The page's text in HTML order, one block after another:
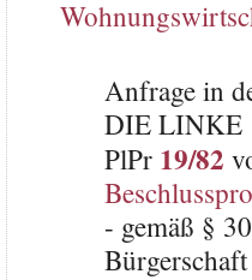
Anfrage in
DIE LINKE
PlPr 19/82
- gemäß §